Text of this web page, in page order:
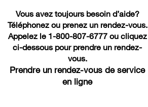
Vous avez toujours besoin d’aide?
Téléphonez ou prenez un rendez-vous.
Appelez le 1-800-807-6777 ou cliquez
ci-dessous pour prendre un rendez-
vous.
Prendre un rendez-vous de service
en ligne